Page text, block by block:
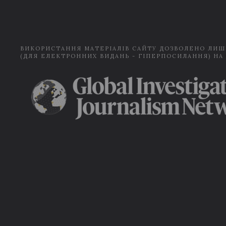
ВИКОРИСТАННЯ МАТЕРІАЛІВ САЙТУ ДОЗВОЛЕНО
(ДЛЯ ЕЛЕКТРОННИХ ВИДАНЬ - ГІПЕРПОСИЛАННЯ) НА